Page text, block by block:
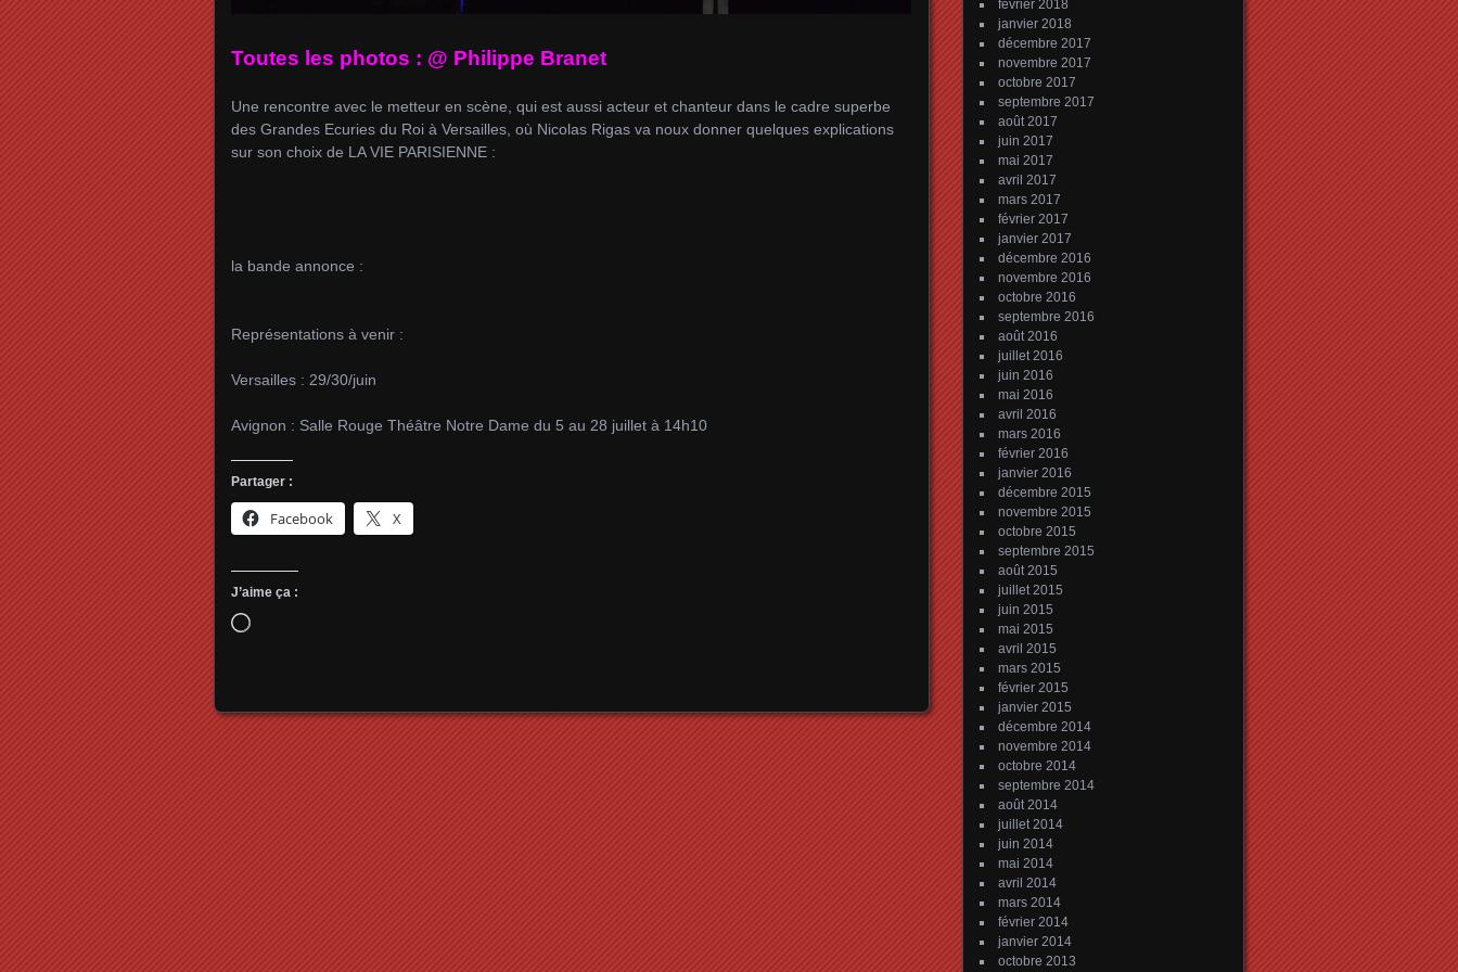
Toutes les photos : @ Philippe Branet
Une rencontre avec le metteur en scène, qui est aussi acteur et chanteur dans le cadre superbe
des Grandes Ecuries du Roi à Versailles, où Nicolas Rigas va noux donner quelques explications
sur son choix de LA VIE PARISIENNE :
la bande annonce :
Représentations à venir :
Versailles : 29/30/juin
Avignon : Salle Rouge Théâtre Notre Dame du 5 au 28 juillet à 14h10
Partager :
Facebook X
J’aime ça :
Chargement…
février 2018
janvier 2018
décembre 2017
novembre 2017
octobre 2017
septembre 2017
août 2017
juin 2017
mai 2017
avril 2017
mars 2017
février 2017
janvier 2017
décembre 2016
novembre 2016
octobre 2016
septembre 2016
août 2016
juillet 2016
juin 2016
mai 2016
avril 2016
mars 2016
février 2016
janvier 2016
décembre 2015
novembre 2015
octobre 2015
septembre 2015
août 2015
juillet 2015
juin 2015
mai 2015
avril 2015
mars 2015
février 2015
janvier 2015
décembre 2014
novembre 2014
octobre 2014
septembre 2014
août 2014
juillet 2014
juin 2014
mai 2014
avril 2014
mars 2014
février 2014
janvier 2014
octobre 2013